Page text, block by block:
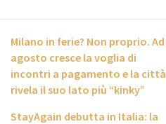
Milano in ferie? Non proprio. Ad
agosto cresce la voglia di
incontri a pagamento e la città
rivela il suo lato più “kinky”
StayAgain debutta in Italia: la